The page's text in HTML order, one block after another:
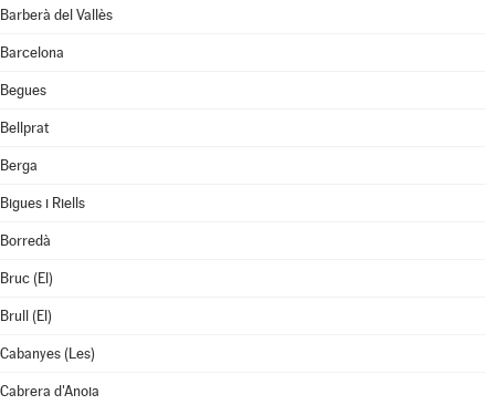
Barberà del Vallès
Barcelona
Begues
Bellprat
Berga
Bigues i Riells
Borredà
Bruc (El)
Brull (El)
Cabanyes (Les)
Cabrera d'Anoia